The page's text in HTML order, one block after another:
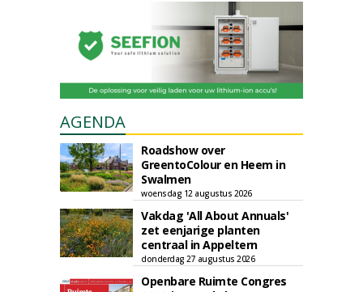
AGENDA
Roadshow over
GreentoColour en Heem in
Swalmen
woensdag 12 augustus 2026
Vakdag 'All About Annuals'
zet eenjarige planten
centraal in Appeltern
donderdag 27 augustus 2026
Openbare Ruimte Congres